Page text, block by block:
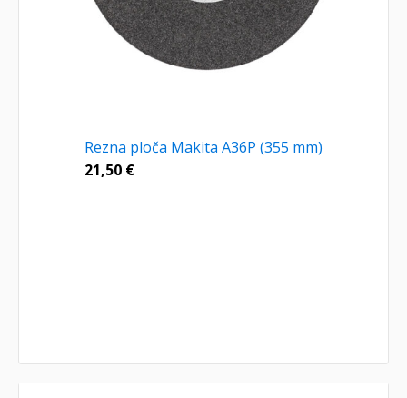
Rezna ploča Makita A36P (355 mm)
21,50 €